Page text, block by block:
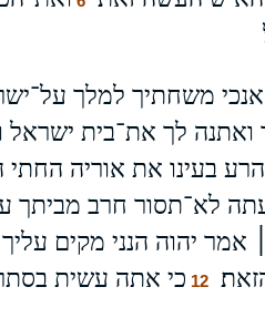
משחתיך למלך
ואתנה לך את־בית ישראל
בעינו את אוריה
לא־תסור חרב מביתך
אמר יהוה הנני מקים
12 כי אתה עשית